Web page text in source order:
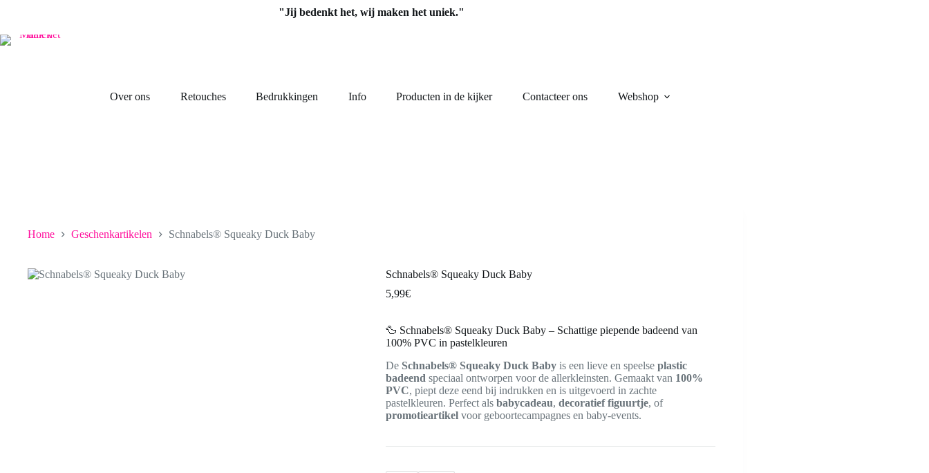
inhoud
"Jij bedenkt het, wij maken het uniek."
Over ons Retouches Bedrukkingen Info Producten in de kijker Contacteer ons Webshop
Home Geschenkartikelen Schnabels® Squeaky Duck Baby
Schnabels® Squeaky Duck Baby
5,99€
🦆 Schnabels® Squeaky Duck Baby – Schattige piepende badeend van
100% PVC in pastelkleuren
De Schnabels® Squeaky Duck Babyis een lieve en speelse plastic
badeend speciaal ontworpen voor de allerkleinsten. Gemaakt van 100%
PVC, piept deze eend bij indrukken en is uitgevoerd in zachte
pastelkleuren. Perfect als babycadeau, decoratief figuurtje, of
promotieartikelvoor geboortecampagnes en baby-events.